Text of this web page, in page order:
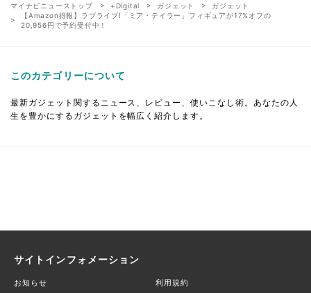
マイナビニューストップ +Digital ガジェット
ガジェット
【Amazon得報】ラブライブ!「ミア・テイラー」フィギュアが17%オフの
20,956円で予約受付中！
このカテゴリーについて
最新ガジェット関するニュース、レビュー、使いこなし術。あなたの人
生を豊かにするガジェットを幅広く紹介します。
サイトインフォメーション
お知らせ 利用規約